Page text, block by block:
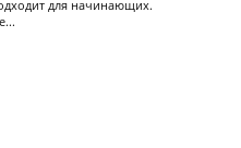
для начинающих.